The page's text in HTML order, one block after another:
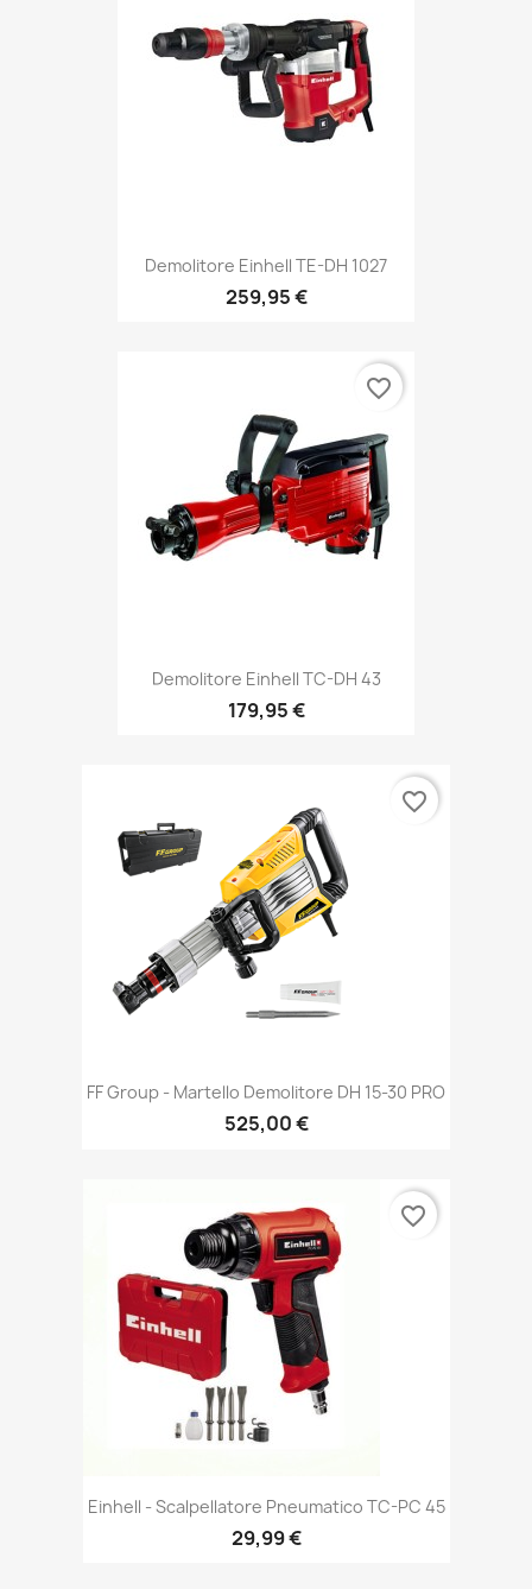
Demolitore Einhell TE-DH 1027
259,95 €
Demolitore Einhell TC-DH 43
179,95 €
favorite_border
FF Group - Martello Demolitore DH 15-30 PRO
525,00 €
favorite_border
Einhell - Scalpellatore Pneumatico TC-PC 45
29,99 €
favorite_border